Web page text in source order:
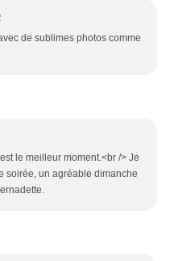
de sublimes photos comme
le meilleur moment.<br /> Je
soirée, un agréable dimanche